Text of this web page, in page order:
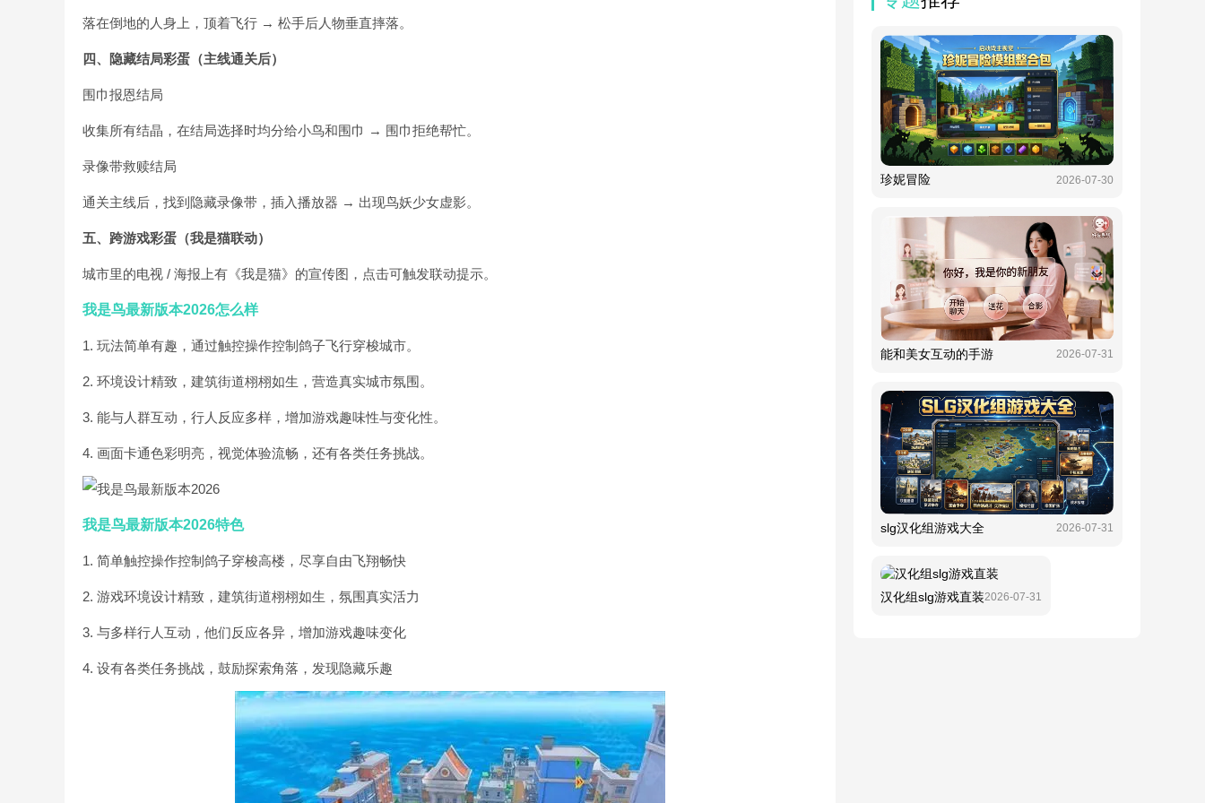
落在倒地的人身上，顶着飞行 → 松手后人物垂直摔落。
四、隐藏结局彩蛋（主线通关后）
围巾报恩结局
收集所有结晶，在结局选择时均分给小鸟和围巾 → 围巾拒绝帮忙。
录像带救赎结局
通关主线后，找到隐藏录像带，插入播放器 → 出现鸟妖少女虚影。
五、跨游戏彩蛋（我是猫联动）
城市里的电视 / 海报上有《我是猫》的宣传图，点击可触发联动提示。
我是鸟最新版本2026怎么样
1. 玩法简单有趣，通过触控操作控制鸽子飞行穿梭城市。
2. 环境设计精致，建筑街道栩栩如生，营造真实城市氛围。
3. 能与人群互动，行人反应多样，增加游戏趣味性与变化性。
4. 画面卡通色彩明亮，视觉体验流畅，还有各类任务挑战。
我是鸟最新版本2026特色
1. 简单触控操作控制鸽子穿梭高楼，尽享自由飞翔畅快
2. 游戏环境设计精致，建筑街道栩栩如生，氛围真实活力
3. 与多样行人互动，他们反应各异，增加游戏趣味变化
4. 设有各类任务挑战，鼓励探索角落，发现隐藏乐趣
珍妮冒险 2026-07-30
能和美女互动的手游 2026-07-31
slg汉化组游戏大全 2026-07-31
汉化组slg游戏直装2026-07-31